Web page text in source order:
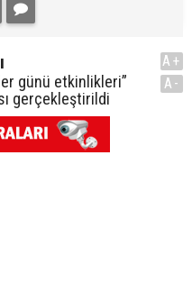
günü etkinlikleri”
gerçekleştirildi
A+
A-